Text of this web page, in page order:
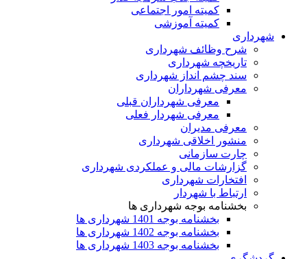
کمیته امور اجتماعی
کمیته آموزشی
شهرداری
شرح وظائف شهرداری
تاریخچه شهرداری
سند چشم انداز شهرداری
معرفی شهرداران
معرفی شهرداران قبلی
معرفی شهردار فعلی
معرفی مدیران
منشور اخلاقی شهرداری
چارت سازمانی
گزارشات مالی و عملکردی شهرداری
افتخارات شهرداری
ارتباط با شهردار
بخشنامه بوجه شهرداری ها
بخشنامه بوجه 1401 شهرداری ها
بخشنامه بوجه 1402 شهرداری ها
بخشنامه بوجه 1403 شهرداری ها